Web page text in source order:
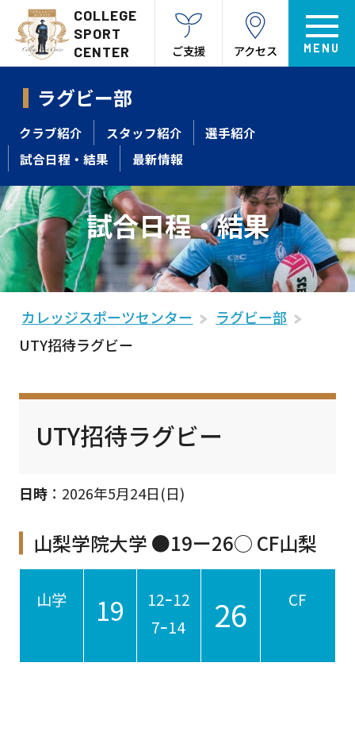
COLLEGE
SPORT
CENTER
ご支援 アクセス
ラグビー部
クラブ紹介 スタッフ紹介
選手紹介
試合日程・結果
最新情報
試合日程・結果
カレッジスポーツセンター
ラグビー部
UTY招待ラグビー
UTY招待ラグビー
日時：2026年5月24日(日)
山梨学院大学 ●19ー26○ CF山梨
山学 19
12ｰ12
7ｰ14
26 CF